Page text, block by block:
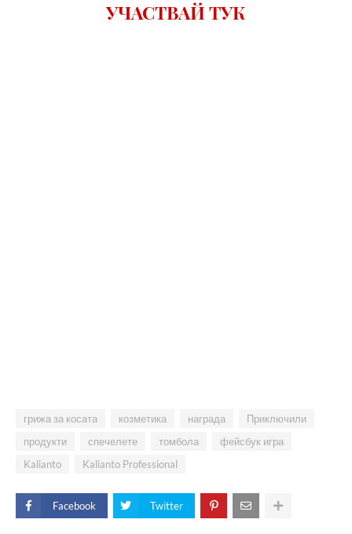
УЧАСТВАЙ ТУК
грижа за косата козметика награда
Приключили
продукти
спечелете томбола
фейсбук игра
Kalianto
Kalianto Professional
Facebook Twitter